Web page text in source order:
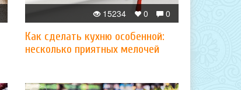
0
0
15234
Как сделать кухню особенной:
несколько приятных мелочей